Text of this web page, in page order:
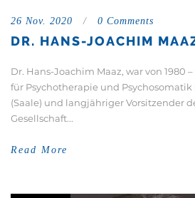
26 Nov. 2020 / 0 Comments
DR. HANS-JOACHIM
Dr. Hans-Joachim Maaz, war von 1980
für Psychotherapie und
(Saale) und langjähriger Vorsitzender
Gesellschaft...
Read More